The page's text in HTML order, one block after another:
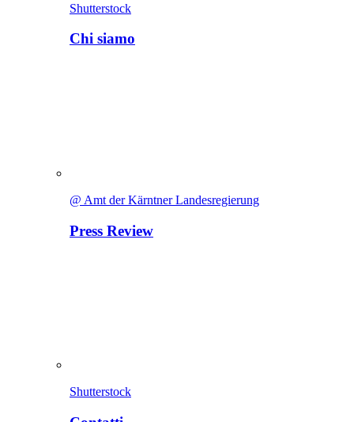
Shutterstock
Chi siamo
@ Amt der Kärntner Landesregierung
Press Review
Shutterstock